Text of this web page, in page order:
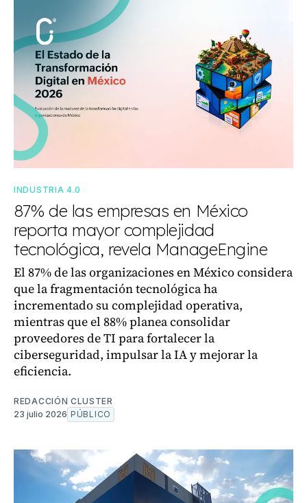
INDUSTRIA 4.0
87% de las empresas en México
reporta mayor complejidad
tecnológica, revela ManageEngine
El 87% de las organizaciones en México considera
que la fragmentación tecnológica ha
incrementado su complejidad operativa,
mientras que el 88% planea consolidar
proveedores de TI para fortalecer la
ciberseguridad, impulsar la IA y mejorar la
eficiencia.
REDACCIÓN CLUSTER
23 julio 2026 PÚBLICO